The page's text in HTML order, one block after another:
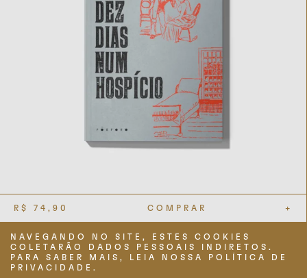
R$ 74,90 COMPRAR +
NAVEGANDO NO SITE, ESTES COOKIES
COLETARÃO DADOS PESSOAIS INDIRETOS.
PARA SABER MAIS, LEIA NOSSA POLÍTICA DE
PRIVACIDADE.
TERMOS DE USO
POLÍTICA DE PRIVACIDADE
PERGUNTAS FREQUENTES